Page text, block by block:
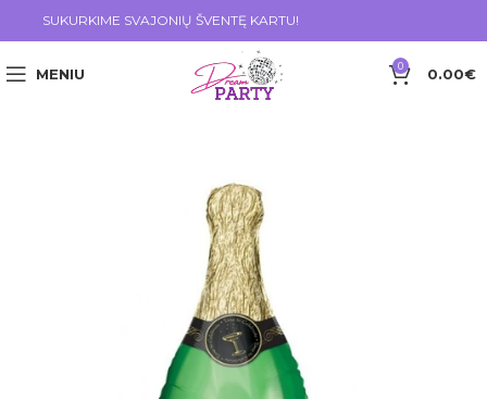
SUKURKIME SVAJONIŲ ŠVENTĘ KARTU!
MENIU 0 0.00€